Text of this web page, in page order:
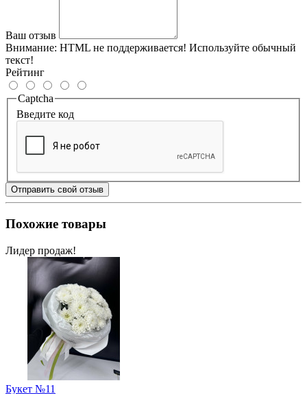
Ваш отзыв
Внимание: HTML не поддерживается! Используйте обычный
текст!
Рейтинг
Captcha
Введите код
Отправить свой отзыв
Похожие товары
Лидер продаж!
Букет №11